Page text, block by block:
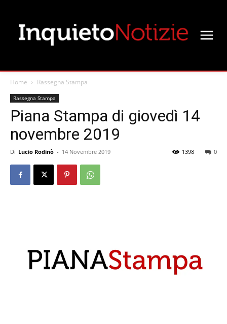
Home Rassegna Stampa
Rassegna Stampa
Piana Stampa di giovedì 14
novembre 2019
Di Lucio Rodinò - 14 Novembre 2019 0
1398